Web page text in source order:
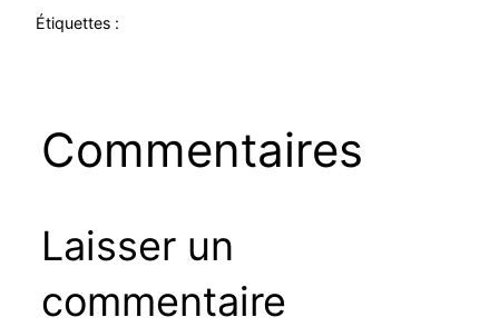
Étiquettes :
Commentaires
Laisser un
commentaire